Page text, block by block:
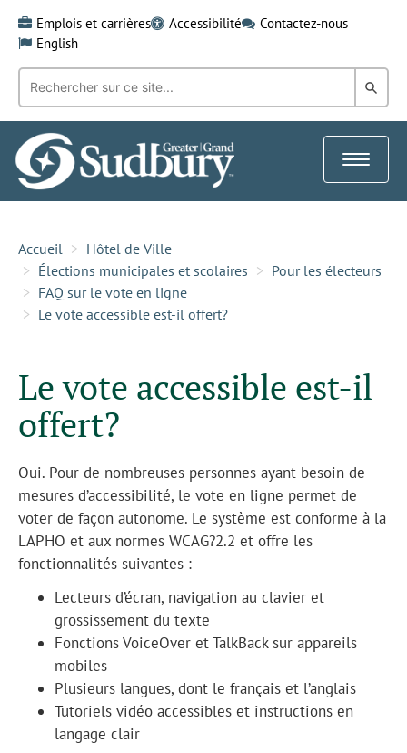
content
Emplois et carrières Accessibilité
Contactez-nous
English
Recherche
mot-
clé:
dans
Toggle
Accueil
Hôtel de Ville
Élections municipales et scolaires
Pour les électeurs
FAQ sur le vote en ligne
Le vote accessible est-il offert?
Le vote accessible est-il
offert?
Oui. Pour de nombreuses personnes ayant besoin de
mesures d’accessibilité, le vote en ligne permet de
voter de façon autonome. Le système est conforme à la
LAPHO et aux normes WCAG?2.2 et offre les
fonctionnalités suivantes :
Lecteurs d’écran, navigation au clavier et
grossissement du texte
Fonctions VoiceOver et TalkBack sur appareils
mobiles
Plusieurs langues, dont le français et l’anglais
Tutoriels vidéo accessibles et instructions en
langage clair